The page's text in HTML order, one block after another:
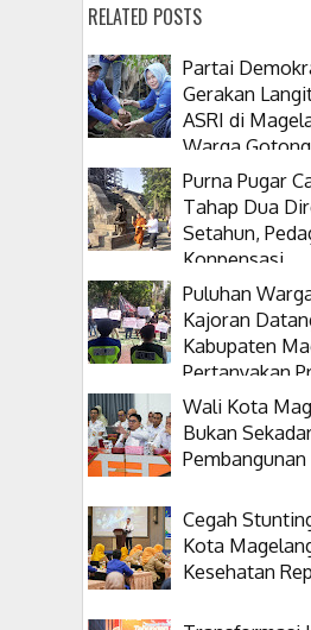
RELATED POSTS
Partai
Gerakan
ASRI di
Warga
Tanam Pohon
Purna Pugar
Tahap Dua
Setahun,
Konpensasi
Puluhan
Kajoran
Kabupaten
Pertanyakan
Korupsi
Wali Kota
Bukan
Pembangunan
Cegah
Kota
Kesehatan